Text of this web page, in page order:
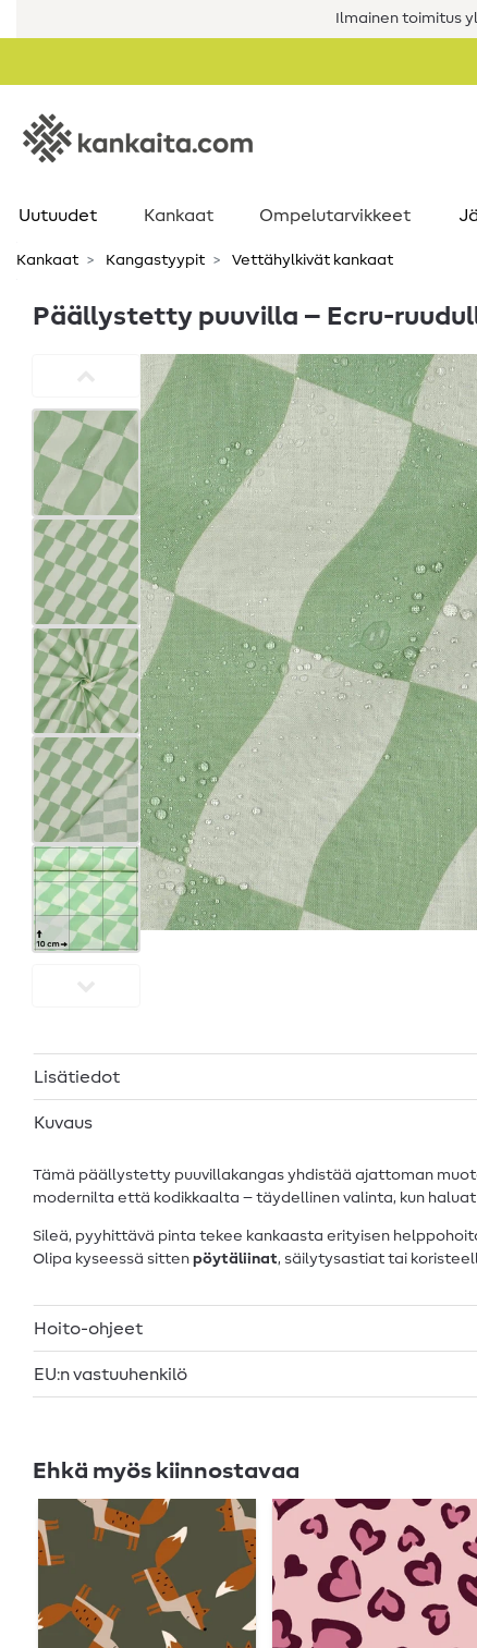
Ilmainen toimitus
Uutuudet Kankaat Ompelutarvikkeet
Kankaat Kangastyypit Vettähylkivät kankaat
Päällystetty puuvilla – Ecru-
Lisätiedot
Kuvaus
Tämä päällystetty puuvillakangas yhdistää ajattoman
modernilta että kodikkaalta – täydellinen valinta, kun
Sileä, pyyhittävä pinta tekee kankaasta erityisen
Olipa kyseessä sitten pöytäliinat, säilytysastiat tai
Hoito-ohjeet
EU:n vastuuhenkilö
Ehkä myös kiinnostavaa